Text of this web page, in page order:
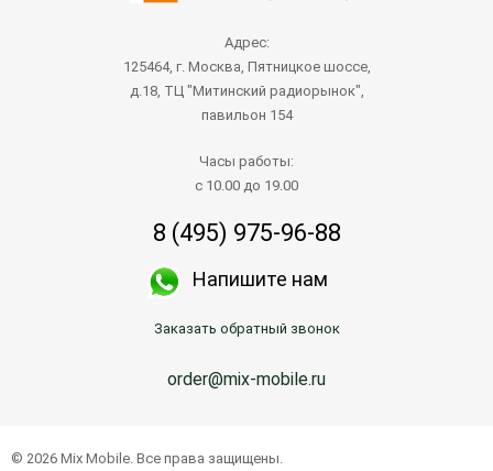
Адрес:
125464, г. Москва, Пятницкое шоссе,
д.18, ТЦ "Митинский радиорынок",
павильон 154
Часы работы:
с 10.00 до 19.00
8 (495) 975-96-88
Напишите нам
Заказать обратный звонок
order@mix-mobile.ru
© 2026 Mix Mobile. Все права защищены.